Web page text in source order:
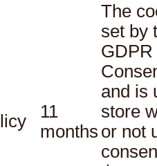
11
months
The
set by
and is
store
or not